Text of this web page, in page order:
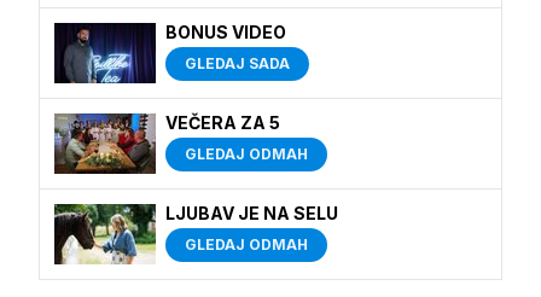
BONUS VIDEO
GLEDAJ SADA
VEČERA ZA 5
GLEDAJ ODMAH
LJUBAV JE NA SELU
GLEDAJ ODMAH